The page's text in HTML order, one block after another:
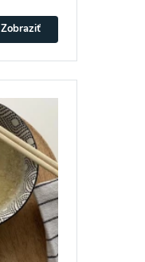
Zobraziť